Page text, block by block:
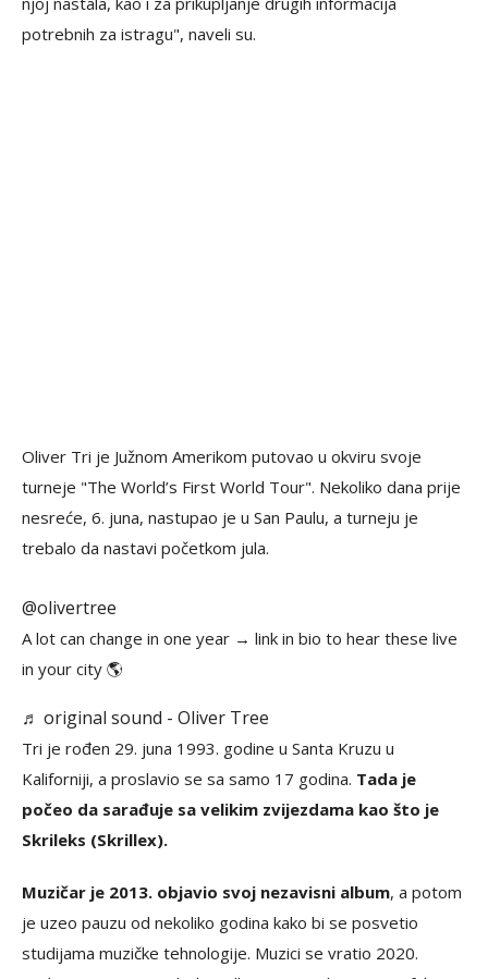
potrebnih za istragu", naveli su.
Oliver Tri je Južnom Amerikom putovao u okviru svoje
turneje "The World’s First World Tour". Nekoliko dana prije
nesreće, 6. juna, nastupao je u San Paulu, a turneju je
trebalo da nastavi početkom jula.
@olivertree
A lot can change in one year → link in bio to hear these live
in your city 🌎
♬ original sound - Oliver Tree
Tri je rođen 29. juna 1993. godine u Santa Kruzu u
Kaliforniji, a proslavio se sa samo 17 godina. Tada je
počeo da sarađuje sa velikim zvijezdama kao što je
Skrileks (Skrillex).
Muzičar je 2013. objavio svoj nezavisni album, a potom
je uzeo pauzu od nekoliko godina kako bi se posvetio
studijama muzičke tehnologije. Muzici se vratio 2020.